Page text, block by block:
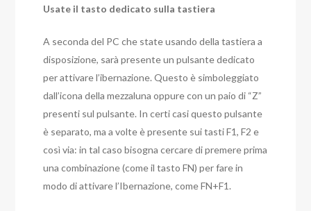
Usate il tasto dedicato sulla tastiera
A seconda del PC che state usando della tastiera a
disposizione, sarà presente un pulsante dedicato
per attivare l’ibernazione. Questo è simboleggiato
dall’icona della mezzaluna oppure con un paio di “Z”
presenti sul pulsante. In certi casi questo pulsante
è separato, ma a volte è presente sui tasti F1, F2 e
così via: in tal caso bisogna cercare di premere prima
una combinazione (come il tasto FN) per fare in
modo di attivare l’Ibernazione, come FN+F1.